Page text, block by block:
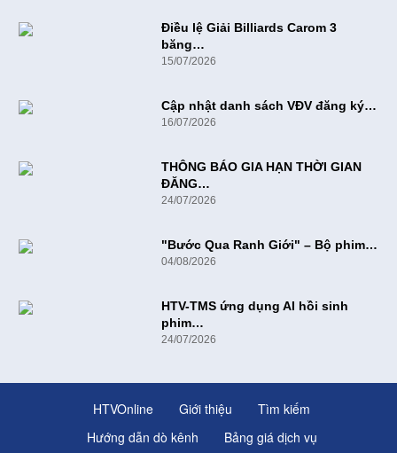
Điều lệ Giải Billiards Carom 3
băng…
15/07/2026
Cập nhật danh sách VĐV đăng ký…
16/07/2026
THÔNG BÁO GIA HẠN THỜI GIAN
ĐĂNG…
24/07/2026
"Bước Qua Ranh Giới" – Bộ phim…
04/08/2026
HTV-TMS ứng dụng AI hồi sinh
phim…
24/07/2026
HTVOnline Giới thiệu
Tìm kiếm
Hướng dẫn dò kênh
Bảng giá dịch vụ